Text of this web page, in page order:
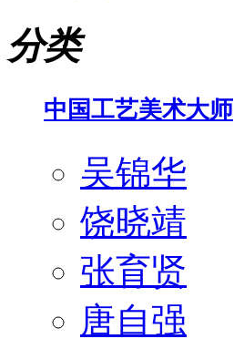
分类
中国工艺美术大师
吴锦华
饶晓靖
张育贤
唐自强